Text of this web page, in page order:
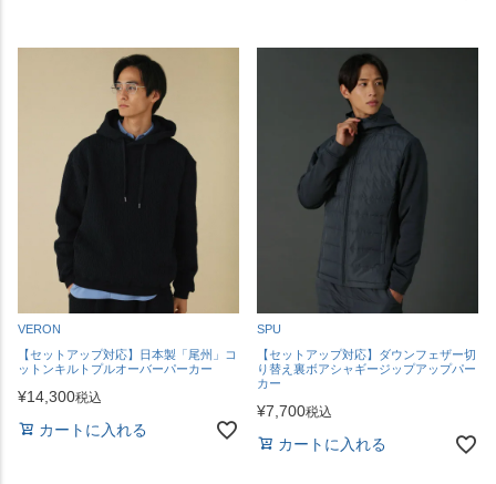
VERON
【セットアップ対応】日本製「尾州」コ
ットンキルトプルオーバーパーカー
¥14,300税込
カートに入れる
SPU
【セットアップ対応】ダウンフェザー切
り替え裏ボアシャギージップアップパー
カー
¥7,700税込
カートに入れる